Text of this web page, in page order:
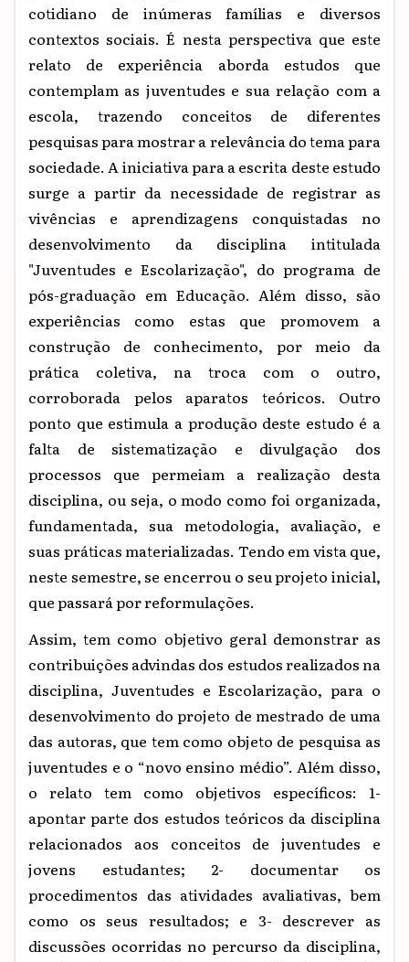
cotidiano de inúmeras famílias e diversos
contextos sociais. É nesta perspectiva que este
relato de experiência aborda estudos que
contemplam as juventudes e sua relação com a
escola, trazendo conceitos de diferentes
pesquisas para mostrar a relevância do tema para
sociedade. A iniciativa para a escrita deste estudo
surge a partir da necessidade de registrar as
vivências e aprendizagens conquistadas no
desenvolvimento da disciplina intitulada
"Juventudes e Escolarização", do programa de
pós-graduação em Educação. Além disso, são
experiências como estas que promovem a
construção de conhecimento, por meio da
prática coletiva, na troca com o outro,
corroborada pelos aparatos teóricos. Outro
ponto que estimula a produção deste estudo é a
falta de sistematização e divulgação dos
processos que permeiam a realização desta
disciplina, ou seja, o modo como foi organizada,
fundamentada, sua metodologia, avaliação, e
suas práticas materializadas. Tendo em vista que,
neste semestre, se encerrou o seu projeto inicial,
que passará por reformulações.
Assim, tem como objetivo geral demonstrar as
contribuições advindas dos estudos realizados na
disciplina, Juventudes e Escolarização, para o
desenvolvimento do projeto de mestrado de uma
das autoras, que tem como objeto de pesquisa as
juventudes e o “novo ensino médio”. Além disso,
o relato tem como objetivos específicos: 1-
apontar parte dos estudos teóricos da disciplina
relacionados aos conceitos de juventudes e
jovens estudantes; 2- documentar os
procedimentos das atividades avaliativas, bem
como os seus resultados; e 3- descrever as
discussões ocorridas no percurso da disciplina,